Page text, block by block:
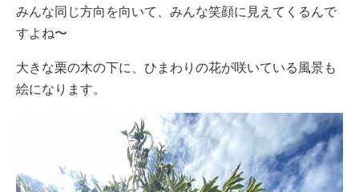
みんな同じ方向を向いて、みんな笑顔に見えてくるんで
すよね〜
大きな栗の木の下に、ひまわりの花が咲いている風景も
絵になります。